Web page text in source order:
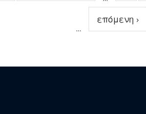
…
επόμενη ›